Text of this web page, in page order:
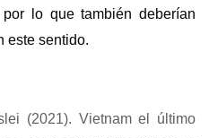
lo que también deberían
este sentido.
(2021). Vietnam el último